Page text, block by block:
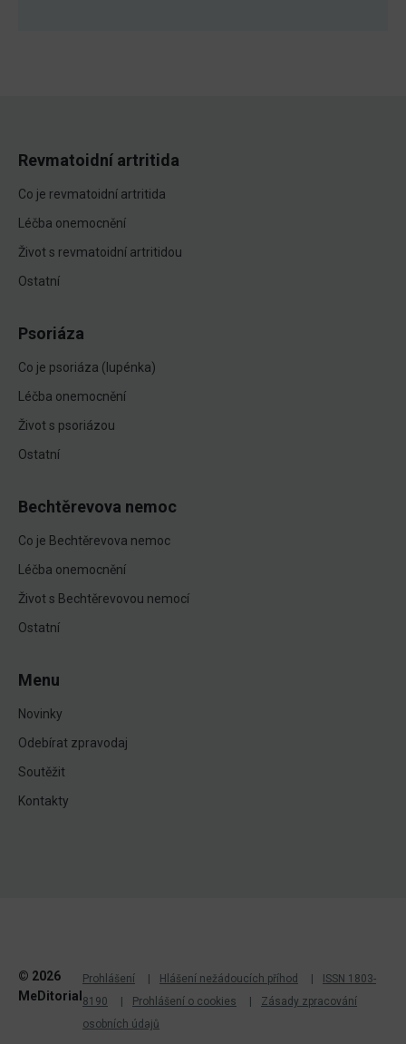
Revmatoidní artritida
Co je revmatoidní artritida
Léčba onemocnění
Život s revmatoidní artritidou
Ostatní
Psoriáza
Co je psoriáza (lupénka)
Léčba onemocnění
Život s psoriázou
Ostatní
Bechtěrevova nemoc
Co je Bechtěrevova nemoc
Léčba onemocnění
Život s Bechtěrevovou nemocí
Ostatní
Menu
Novinky
Odebírat zpravodaj
Soutěžit
Kontakty
© 2026
MeDitorial
Prohlášení Hlášení nežádoucích příhod
ISSN 1803-
8190
Prohlášení o cookies
Zásady zpracování
osobních údajů